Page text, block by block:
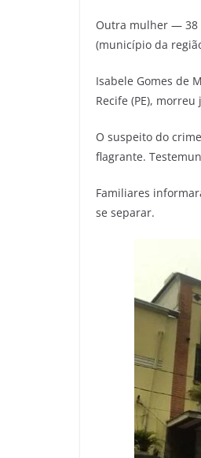
Outra mulher — 38
(município da
Isabele Gomes de
Recife (PE),
O suspeito do
flagrante.
Familiares
se separar.